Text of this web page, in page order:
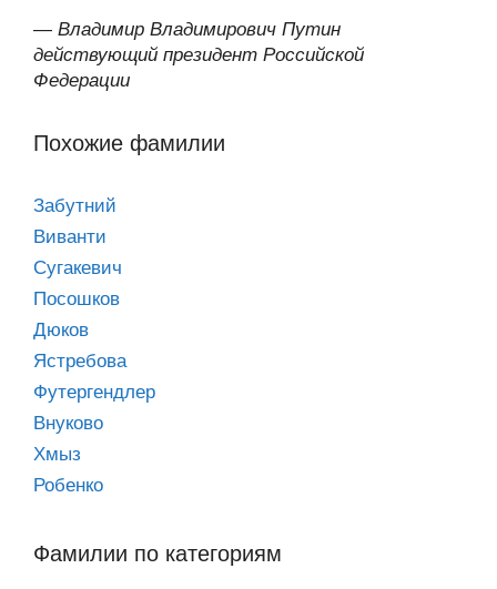
— Владимир Владимирович Путин
действующий президент Российской
Федерации
Похожие фамилии
Забутний
Виванти
Сугакевич
Посошков
Дюков
Ястребова
Футергендлер
Внуково
Хмыз
Робенко
Фамилии по категориям